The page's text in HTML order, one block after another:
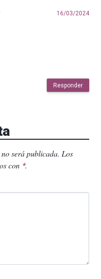
16/03/2024
Responder
será publicada. Los
con *.